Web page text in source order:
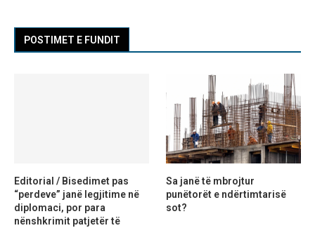
POSTIMET E FUNDIT
Editorial / Bisedimet pas
“perdeve” janë legjitime në
diplomaci, por para
nënshkrimit patjetër të
Sa janë të mbrojtur
punëtorët e ndërtimtarisë
sot?